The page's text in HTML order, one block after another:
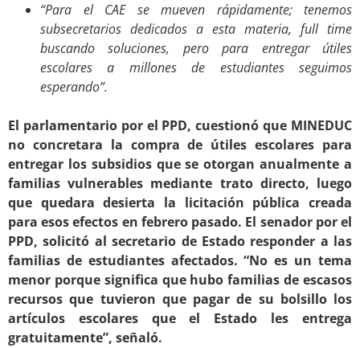
“Para el CAE se mueven rápidamente; tenemos
subsecretarios dedicados a esta materia, full time
buscando soluciones, pero para entregar útiles
escolares a millones de estudiantes seguimos
esperando”.
El parlamentario por el PPD, cuestionó que MINEDUC
no concretara la compra de útiles escolares para
entregar los subsidios que se otorgan anualmente a
familias vulnerables mediante trato directo, luego
que quedara desierta la licitación pública creada
para esos efectos en febrero pasado. El senador por el
PPD, solicitó al secretario de Estado responder a las
familias de estudiantes afectados. “No es un tema
menor porque significa que hubo familias de escasos
recursos que tuvieron que pagar de su bolsillo los
artículos escolares que el Estado les entrega
gratuitamente”, señaló.